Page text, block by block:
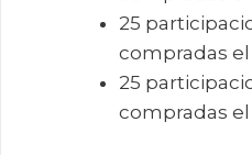
25
compradas el
25
compradas el